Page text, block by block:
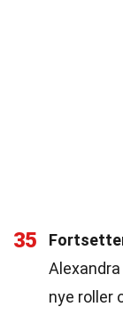
35
nye roller